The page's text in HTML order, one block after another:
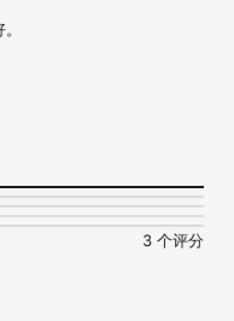
笔记和表格，回到一张清
日、红色日、连续记录、月
3 个评分